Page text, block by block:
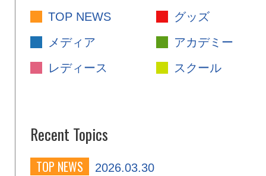
TOP NEWS
グッズ
メディア
アカデミー
レディース
スクール
Recent Topics
TOP NEWS
2026.03.30